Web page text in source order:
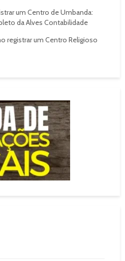
um Centro de Umbanda:
da Alves Contabilidade
registrar um Centro Religioso